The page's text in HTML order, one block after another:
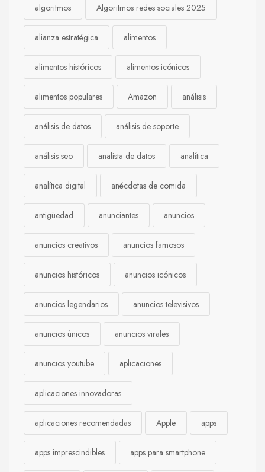
algoritmos Algoritmos redes sociales 2025
alianza estratégica alimentos
alimentos históricos alimentos icónicos
alimentos populares Amazon análisis
análisis de datos análisis de soporte
análisis seo analista de datos analítica
analítica digital anécdotas de comida
antigüedad anunciantes anuncios
anuncios creativos anuncios famosos
anuncios históricos anuncios icónicos
anuncios legendarios anuncios televisivos
anuncios únicos anuncios virales
anuncios youtube aplicaciones
aplicaciones innovadoras
aplicaciones recomendadas Apple apps
apps imprescindibles apps para smartphone